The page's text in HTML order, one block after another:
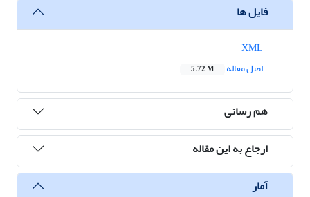
فایل ها
اصل مقاله
5.72 M
هم رسانی
ارجاع به این مقاله
آمار